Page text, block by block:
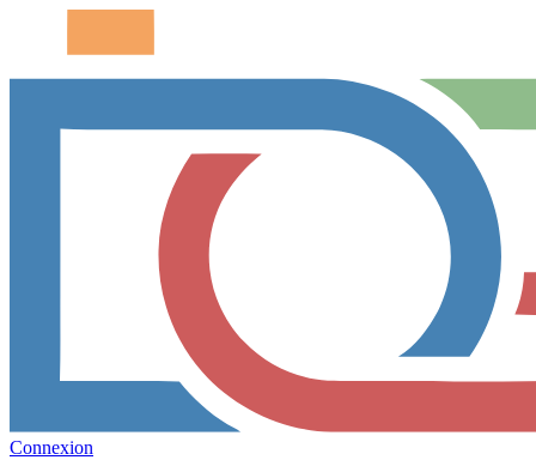
Connexion